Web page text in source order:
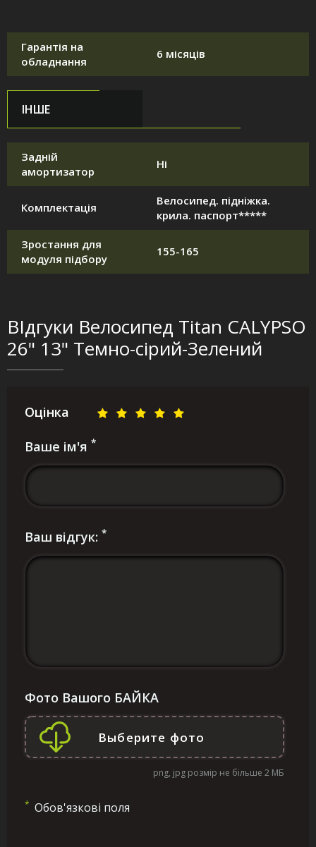
Гарантія на
обладнання
6 місяців
ІНШЕ
Задній
амортизатор
Ні
Комплектація
Велосипед. підніжка.
крила. паспорт*****
Зростання для
модуля підбору
155-165
ВІдгуки Велосипед Titan CALYPSO
26" 13" Темно-сірий-Зелений
Оцінка
Ваше ім'я *
Ваш відгук: *
Фото Вашого БАЙКА
png, jpg розмір не більше 2 МБ
* Обов'язкові поля